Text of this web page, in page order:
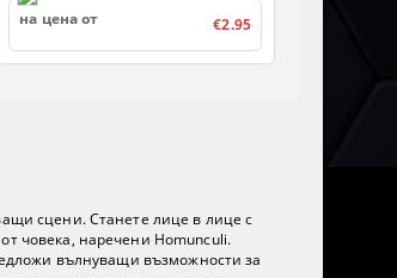
на цена от €2.95
сцени. Станете лице в лице с
човека, наречени Homunculi.
вълнуващи възможности за